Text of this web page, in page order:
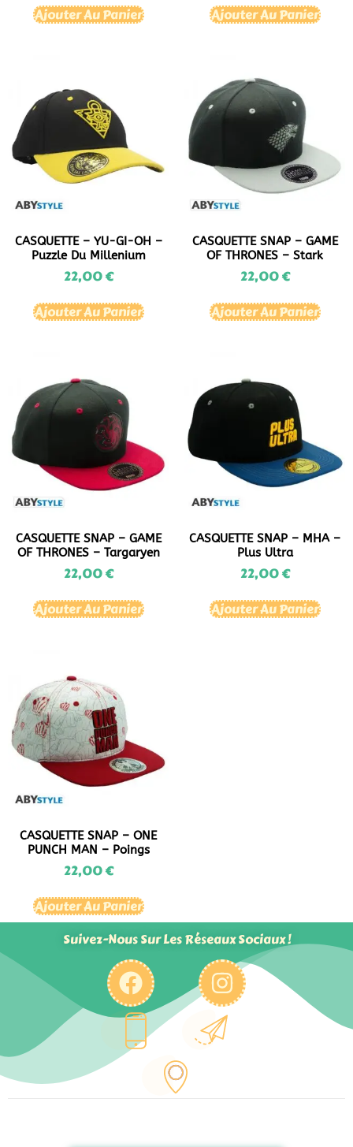
Ajouter Au Panier
Ajouter Au Panier
CASQUETTE – YU-GI-OH –
Puzzle Du Millenium
22,00€
Ajouter Au Panier
CASQUETTE SNAP – GAME
OF THRONES – Stark
22,00€
Ajouter Au Panier
CASQUETTE SNAP – GAME
OF THRONES – Targaryen
22,00€
Ajouter Au Panier
CASQUETTE SNAP – MHA –
Plus Ultra
22,00€
Ajouter Au Panier
CASQUETTE SNAP – ONE
PUNCH MAN – Poings
22,00€
Ajouter Au Panier
Suivez-Nous Sur Les Réseaux Sociaux !